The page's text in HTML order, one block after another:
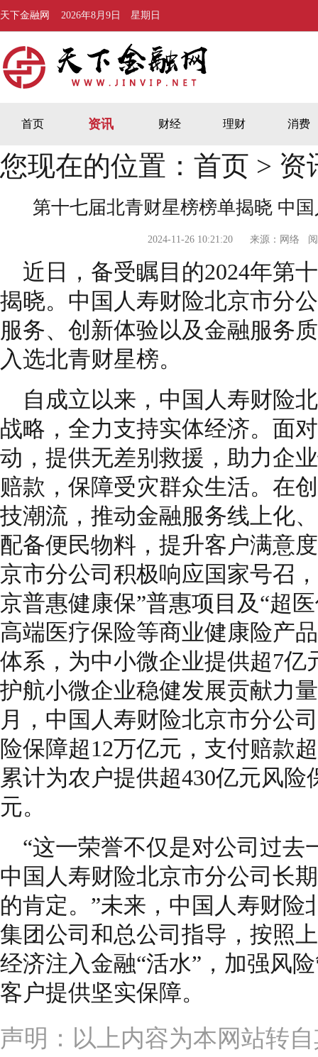
天下金融网 2026年8月9日 星期日
首页 资讯 财经 理财 消费
您现在的位置： 首页 > 资
第十七届北青财星榜榜单揭晓 中
2024-11-26 10:21:20 来源：网络
近日，备受瞩目的2024年第
揭晓。中国人寿财险北京市分
服务、创新体验以及金融服务
入选北青财星榜。
自成立以来，中国人寿财险
战略，全力支持实体经济。面
动，提供无差别救援，助力企
赔款，保障受灾群众生活。在
技潮流，推动金融服务线上化
配备便民物料，提升客户满意
京市分公司积极响应国家号召
京普惠健康保”普惠项目及“超
高端医疗保险等商业健康险产
体系，为中小微企业提供超7亿
护航小微企业稳健发展贡献力
月，中国人寿财险北京市分公
险保障超12万亿元，支付赔款
累计为农户提供超430亿元风险
元。
“这一荣誉不仅是对公司过去
中国人寿财险北京市分公司长
的肯定。”未来，中国人寿财险
集团公司和总公司指导，按照
经济注入金融“活水”，加强风
客户提供坚实保障。
声明：以上内容为本网站转